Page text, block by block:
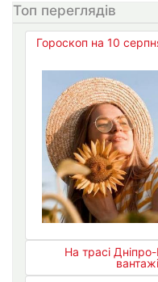
Топ переглядів
Гороскоп на 10
На трасі